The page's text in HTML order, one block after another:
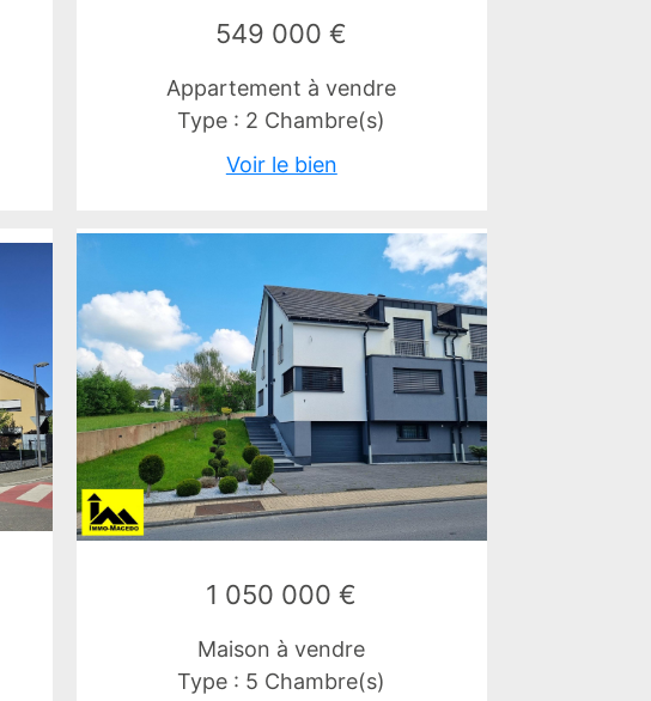
549 000 €
Appartement à vendre
Type : 2 Chambre(s)
Voir le bien
1 050 000 €
Maison à vendre
Type : 5 Chambre(s)